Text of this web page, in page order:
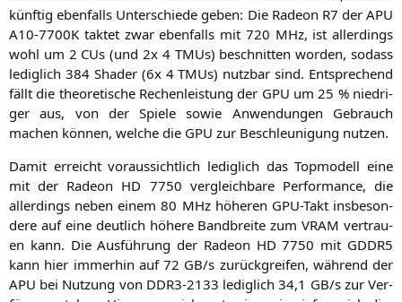
künf­tig eben­falls Unter­schie­de geben: Die Rade­on R7 der APU
A10-7700K tak­tet zwar eben­falls mit 720 MHz, ist aller­dings
wohl um 2 CUs (und 2x 4 TMUs) beschnit­ten wor­den, sodass
ledig­lich 384 Shader (6x 4 TMUs) nutz­bar sind. Ent­spre­chend
fällt die theo­re­ti­sche Rechen­leis­tung der GPU um 25 % nied­ri­
ger aus, von der Spie­le sowie Anwen­dun­gen Gebrauch
machen kön­nen, wel­che die GPU zur Beschleu­ni­gung nutzen.
Damit erreicht vor­aus­sicht­lich ledig­lich das Top­mo­dell eine
mit der Rade­on HD 7750 ver­gleich­ba­re Per­for­mance, die
aller­dings neben einem 80 MHz höhe­ren GPU-Takt ins­be­son­
de­re auf eine deut­lich höhe­re Band­brei­te zumVRAM ver­trau­
en kann. Die Aus­füh­rung der Rade­on HD 7750 mit GDDR5
kann hier immer­hin auf 72 GB/s zurück­grei­fen, wäh­rend der
APU bei Nut­zung von DDR3-2133 ledig­lich 34,1 GB/s zur Ver­